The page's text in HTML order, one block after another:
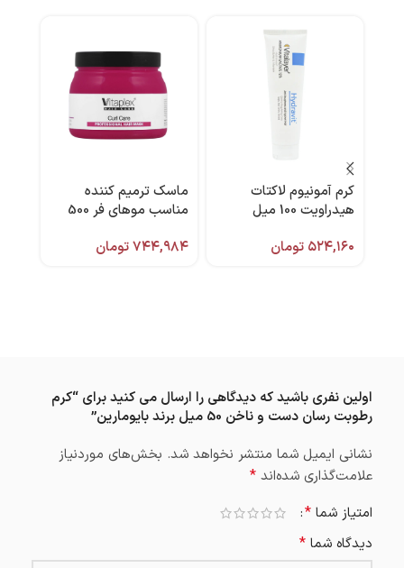
کرم آمونیوم لاکتات
هیدراویت 100 میل
۵۲۴,۱۶۰ تومان
ماسک ترمیم کننده
مناسب موهای فر 500
۷۴۴,۹۸۴تومان
اولین نفری باشید که دیدگاهی را ارسال می کنید برای “کرم
رطوبت رسان دست و ناخن 50 میل برند بایومارین”
نشانی ایمیل شما منتشر نخواهد شد. بخش‌های موردنیاز
علامت‌گذاری شده‌اند *
امتیاز شما *
دیدگاه شما *